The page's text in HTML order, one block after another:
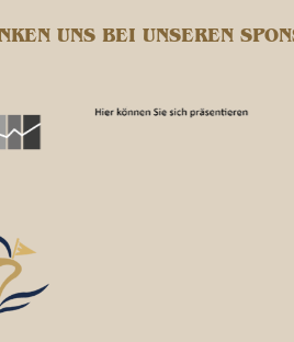
UNS BEI UNSEREN